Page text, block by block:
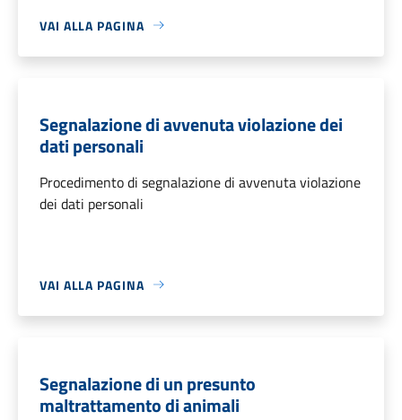
VAI ALLA PAGINA
Segnalazione di avvenuta violazione dei
dati personali
Procedimento di segnalazione di avvenuta violazione
dei dati personali
VAI ALLA PAGINA
Segnalazione di un presunto
maltrattamento di animali